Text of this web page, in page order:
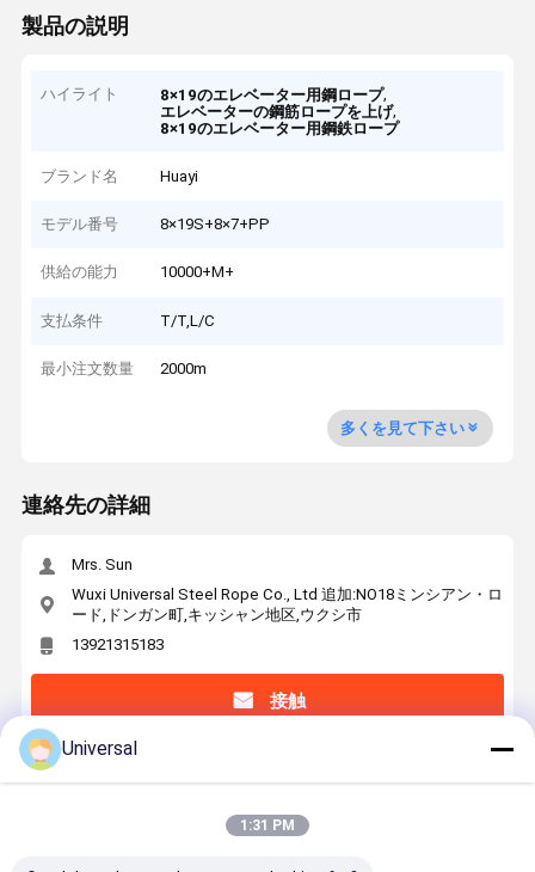
製品の説明
ハイライト 8×19のエレベーター用鋼ロープ,
エレベーターの鋼筋ロープを上げ,
8×19のエレベーター用鋼鉄ロープ
ブランド名 Huayi
モデル番号 8×19S+8×7+PP
供給の能力 10000+M+
支払条件 T/T,L/C
最小注文数量 2000m
多くを見て下さい
連絡先の詳細
Mrs. Sun
Wuxi Universal Steel Rope Co., Ltd 追加:NO18ミンシアン・ロ
ード,ドンガン町,キッシャン地区,ウクシ市
13921315183
接触
最高の価格で
Universal
1:31 PM